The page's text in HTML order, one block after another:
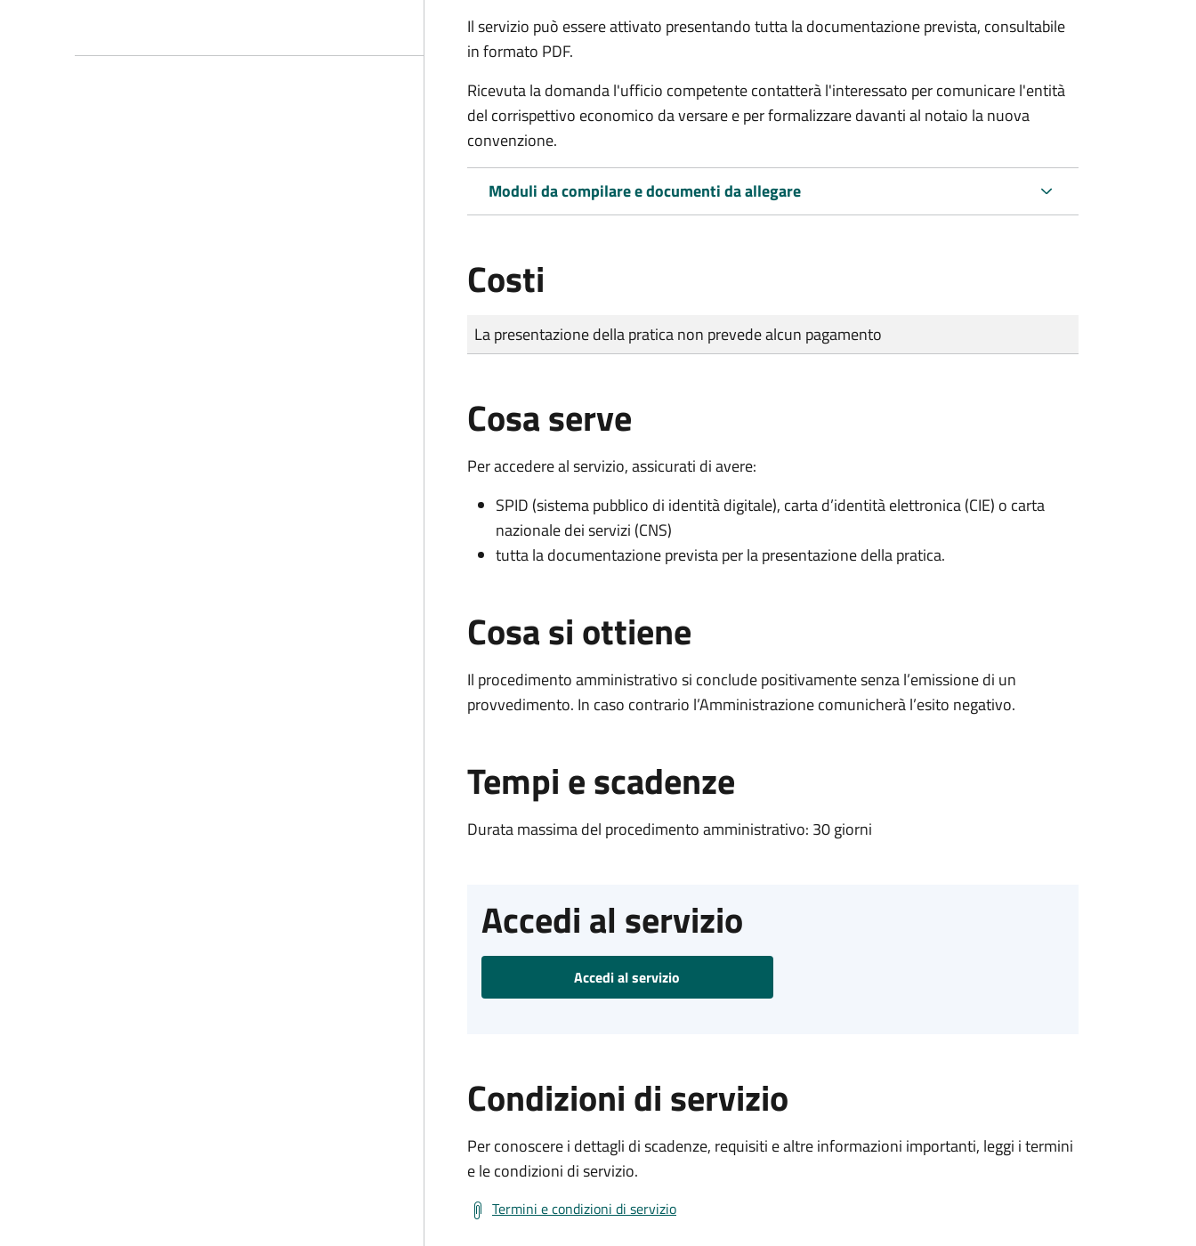
Il servizio può essere attivato presentando tutta la documentazione prevista, consultabile
in formato PDF.
Ricevuta la domanda l'ufficio competente contatterà l'interessato per comunicare l'entità
del corrispettivo economico da versare e per formalizzare davanti al notaio la nuova
convenzione.
Moduli da compilare e documenti da allegare
Costi
Tipo di pagamento
Importo
La presentazione della pratica non prevede alcun pagamento
Cosa serve
Per accedere al servizio, assicurati di avere:
SPID (sistema pubblico di identità digitale), carta d’identità elettronica (CIE) o carta
nazionale dei servizi (CNS)
tutta la documentazione prevista per la presentazione della pratica.
Cosa si ottiene
Il procedimento amministrativo si conclude positivamente senza l’emissione di un
provvedimento. In caso contrario l’Amministrazione comunicherà l’esito negativo.
Tempi e scadenze
Durata massima del procedimento amministrativo: 30 giorni
Accedi al servizio
Accedi al servizio
Condizioni di servizio
Per conoscere i dettagli di scadenze, requisiti e altre informazioni importanti, leggi i termini
e le condizioni di servizio.
Termini e condizioni di servizio